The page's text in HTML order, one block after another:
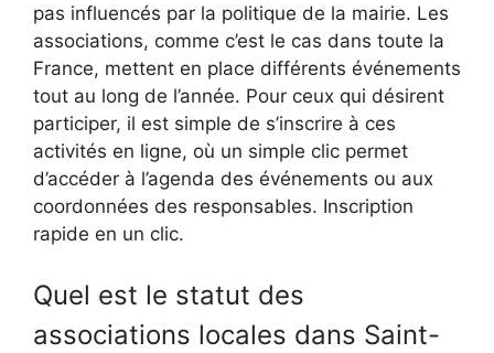
pas influencés par la politique de la mairie. Les
associations, comme c’est le cas dans toute la
France, mettent en place différents événements
tout au long de l’année. Pour ceux qui désirent
participer, il est simple de s’inscrire à ces
activités en ligne, où un simple clic permet
d’accéder à l’agenda des événements ou aux
coordonnées des responsables. Inscription
rapide en un clic.
Quel est le statut des
associations locales dans Saint-